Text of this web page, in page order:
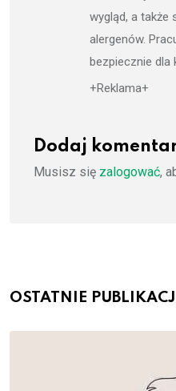
wygląd, a także
alergenów.
bezpiecznie dla
+Reklama+
Dodaj
Musisz się zalogować,
OSTATNIE